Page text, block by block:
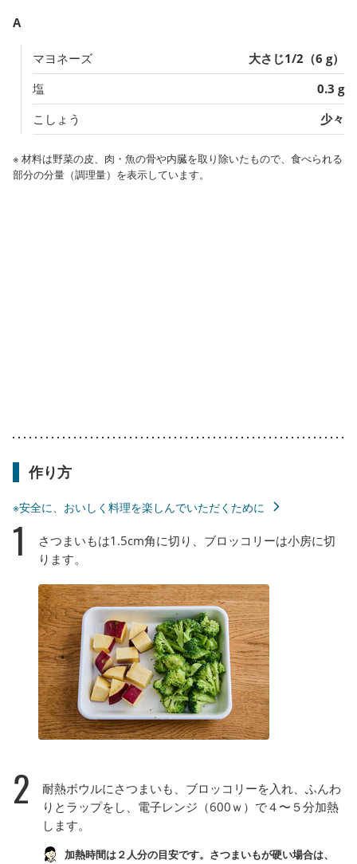
A
マヨネーズ
大さじ1/2（6 g）
塩
0.3 g
こしょう
少々
※ 材料は野菜の皮、肉・魚の骨や内臓を取り除いたもので、食べられる
部分の分量（調理量）を表示しています。
作り方
※安全に、おいしく料理を楽しんでいただくために
1
さつまいもは1.5cm角に切り、ブロッコリーは小房に切
ります。
2
耐熱ボウルにさつまいも、ブロッコリーを入れ、ふんわ
りとラップをし、電子レンジ（600ｗ）で４〜５分加熱
します。
加熱時間は２人分の目安です。さつまいもが硬い場合は、